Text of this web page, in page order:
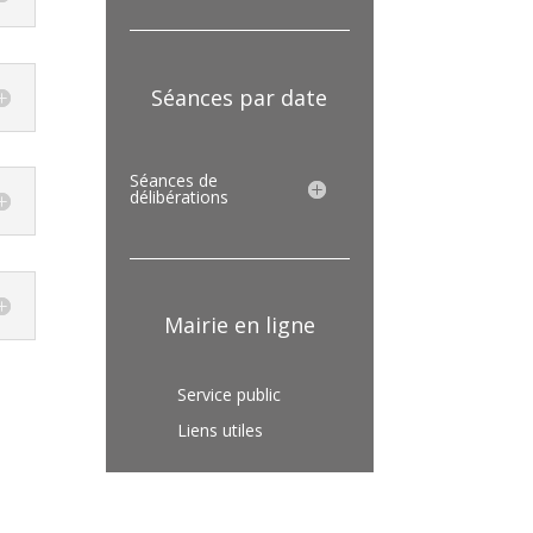
Séances par date
Séances de
délibérations
Mairie en ligne
Service public
Liens utiles